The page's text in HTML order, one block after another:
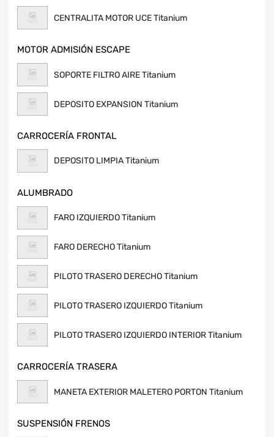
CENTRALITA MOTOR UCE Titanium
MOTOR ADMISIÓN ESCAPE
SOPORTE FILTRO AIRE Titanium
DEPOSITO EXPANSION Titanium
CARROCERÍA FRONTAL
DEPOSITO LIMPIA Titanium
ALUMBRADO
FARO IZQUIERDO Titanium
FARO DERECHO Titanium
PILOTO TRASERO DERECHO Titanium
PILOTO TRASERO IZQUIERDO Titanium
PILOTO TRASERO IZQUIERDO INTERIOR Titanium
CARROCERÍA TRASERA
MANETA EXTERIOR MALETERO PORTON Titanium
SUSPENSIÓN FRENOS